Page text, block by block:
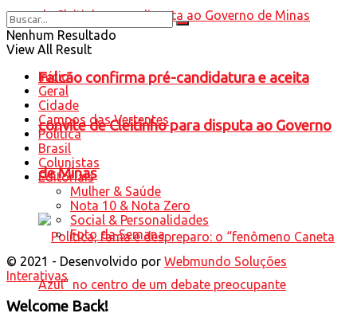
Falcão confirma pré-candidatura e aceita
convite de Cleitinho para disputa ao Governo
de Minas
Nenhum Resultado
View All Result
Início
Geral
Cidade
Campos das Vertentes
Política
Brasil
Colunistas
Editoriais
Mulher & Saúde
Nota 10 & Nota Zero
Social & Personalidades
Foto da Semana
© 2021 - Desenvolvido por Webmundo Soluções
Interativas
Welcome Back!